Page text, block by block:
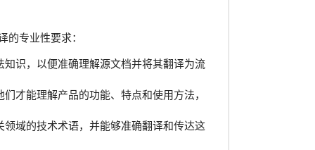
专业性要求：
识，以便准确理解源文档并将其翻译为流
才能理解产品的功能、特点和使用方法，
域的技术术语，并能够准确翻译和传达这